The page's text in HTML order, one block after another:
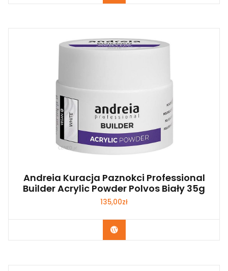
Andreia Kuracja Paznokci Professional
Builder Acrylic Powder Polvos Biały 35g
135,00zł
Zobacz